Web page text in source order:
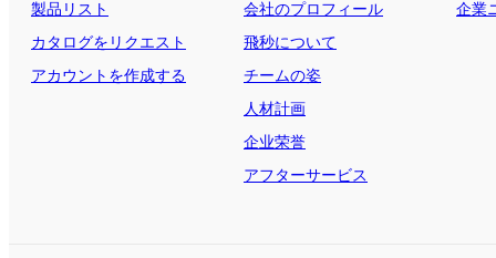
製品リスト
カタログをリクエスト
する
アカウントを作成する
会社のプロフィール
飛秒について
チームの姿
人材計画
企业荣誉
アフターサービス
企業